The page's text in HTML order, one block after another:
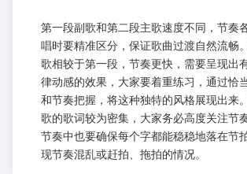
第一段副歌和第二段主歌速度不同，节奏
唱时要精准区分，保证歌曲过渡自然流畅
歌相较于第一段，节奏更快，需要呈现出
律动感的效果，大家要着重练习，通过恰
和节奏把握，将这种独特的风格展现出来
歌的歌词较为密集，大家务必高度关注节
节奏中也要确保每个字都能稳稳地落在节
现节奏混乱或赶拍、拖拍的情况。